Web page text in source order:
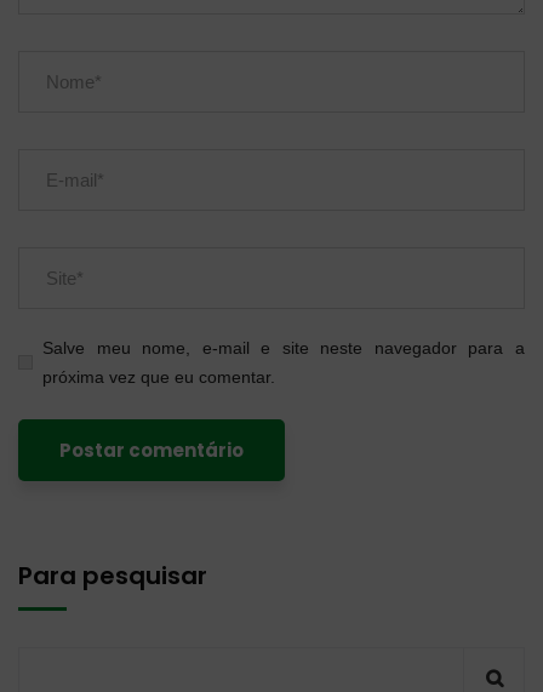
Salve meu nome, e-mail e site neste navegador para a
próxima vez que eu comentar.
Para pesquisar